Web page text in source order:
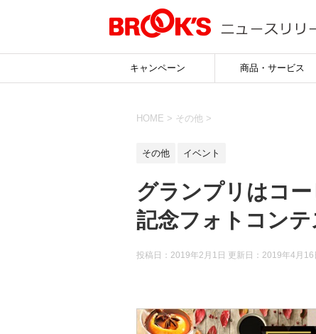
キャンペーン 商品・サービス
HOME > その他 >
その他 イベント
グランプリはコ
記念フォトコン
投稿日：2019年2月1日 更新日： 2019年4月16